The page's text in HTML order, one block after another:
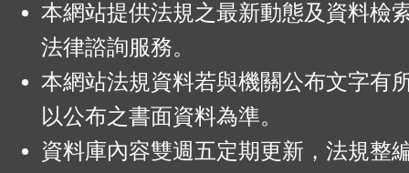
本網站提供法規之最新動態及資料檢
法律諮詢服務。
本網站法規資料若與機關公布文字有
以公布之書面資料為準。
資料庫內容雙週五定期更新，法規整